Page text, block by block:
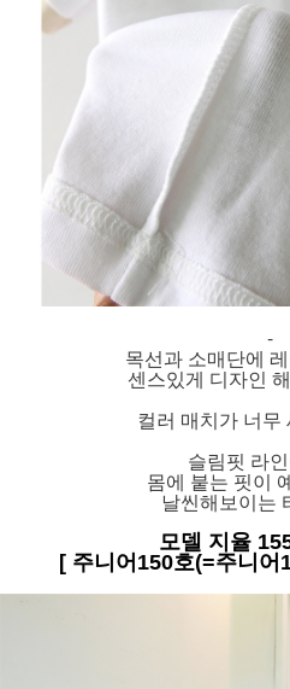
-
목선과 소매단에
센스있게 디자인
컬러 매치가 너무
슬림핏 라
몸에 붙는 핏이
날씬해보이는
모델 지율
[ 주니어150호(=주니어